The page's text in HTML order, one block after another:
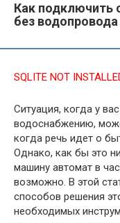
Как подключить
без
SQLITE NOT
Ситуация, когда у
водоснабжению,
когда речь идет о
Однако, как бы это
машину автомат в
возможно. В этой
способов решения
необходимых